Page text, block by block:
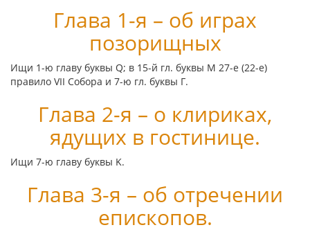
Глава 1-я – об играх
позорищных
Ищи 1-ю главу буквы Q; в 15-й гл. буквы Μ 27-е (22-е)
правило VII Собора и 7-ю гл. буквы Γ.
Глава 2-я – о клириках,
ядущих в гостинице.
Ищи 7-ю главу буквы Κ.
Глава 3-я – об отречении
епископов.